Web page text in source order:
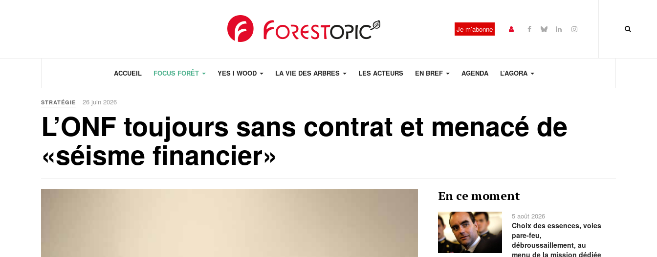
Je m’abonne
ACCUEIL FOCUS FORÊT YES I WOOD LA VIE DES ARBRES LES ACTEURS EN BREF AGENDA L’AGORA
STRATÉGIE 26 juin 2026
L’ONF toujours sans contrat et menacé de
«séisme financier»
En ce moment
5 août 2026
Choix des essences, voies
pare-feu,
débroussaillement, au
menu de la mission dédiée
précédenteprécédent